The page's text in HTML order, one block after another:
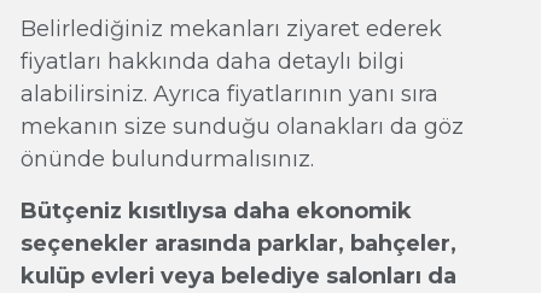
Belirlediğiniz mekanları ziyaret ederek
fiyatları hakkında daha detaylı bilgi
alabilirsiniz. Ayrıca fiyatlarının yanı sıra
mekanın size sunduğu olanakları da göz
önünde bulundurmalısınız.
Bütçeniz kısıtlıysa daha ekonomik
seçenekler arasında parklar, bahçeler,
kulüp evleri veya belediye salonları da